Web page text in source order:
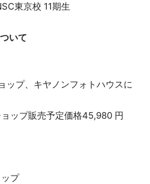
東京校 11期生
いて
プ、キヤノンフォトハウスに
ップ販売予定価格45,980 円
プ